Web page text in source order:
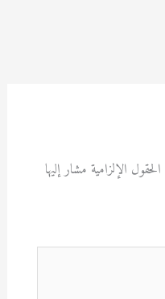
الحقول الإلزامية مشار إليها